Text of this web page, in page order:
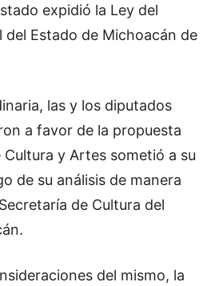
expidió la Ley del
del Estado de Michoacán de
las y los diputados
a favor de la propuesta
Cultura y Artes sometió a su
de su análisis de manera
de Cultura del
del mismo, la